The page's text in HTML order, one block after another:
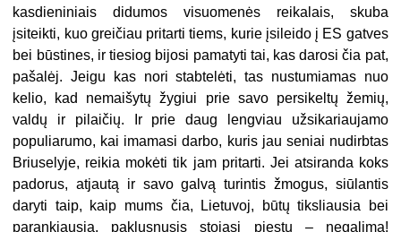
kasdieniniais didumos visuomenės reikalais, skuba
įsiteikti, kuo greičiau pritarti tiems, kurie įsileido į ES gatves
bei būstines, ir tiesiog bijosi pamatyti tai, kas darosi čia pat,
pašalėj. Jeigu kas nori stabtelėti, tas nustumiamas nuo
kelio, kad nemaišytų žygiui prie savo persikeltų žemių,
valdų ir pilaičių. Ir prie daug lengviau užsikariaujamo
populiarumo, kai imamasi darbo, kuris jau seniai nudirbtas
Briuselyje, reikia mokėti tik jam pritarti. Jei atsiranda koks
padorus, atjautą ir savo galvą turintis žmogus, siūlantis
daryti taip, kaip mums čia, Lietuvoj, būtų tiksliausia bei
parankiausia, paklusnusis stojasi piestu – negalima!